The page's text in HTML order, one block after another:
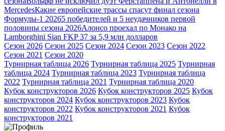
MercedesКакие европейские трассы спасут финал сезона
Формулы-1 20265 победителей и 5 неудачников первой
половины сезона 2026Алонсо проехал по Монако на
Lamborghini Sian FKP 37 за 5,9 млн долларов
Сезон 2026 Сезон 2025 Сезон 2024 Сезон 2023 Сезон 2022
Сезон 2021 Сезон 2020
Турнирная таблица 2026 Турнирная таблица 2025 Турнирная
таблица 2024 Турнирная таблица 2023 Турнирная таблица
2022 Турнирная таблица 2021 Турнирная таблица 2020
Кубок конструкторов 2026 Кубок конструкторов 2025 Кубок
конструкторов 2024 Кубок конструкторов 2023 Кубок
конструкторов 2022 Кубок конструкторов 2021 Кубок
конструкторов 2021